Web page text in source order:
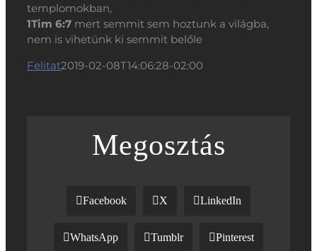
templomokban,
1Tim 6:7 mert semmit sem hoztunk a világba,
nem is vihetünk ki semmit belőle
Felitat2019-02-08T14:06:28-02:00
Megosztás
Facebook X LinkedIn
WhatsApp Tumblr Pinterest